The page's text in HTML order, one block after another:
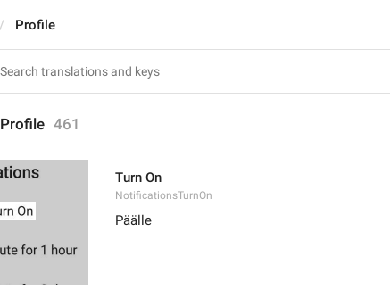
Profile
Profile 461
Turn On
NotificationsTurnOn
Päälle